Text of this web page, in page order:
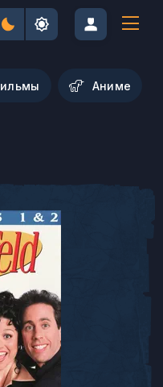
Aниме